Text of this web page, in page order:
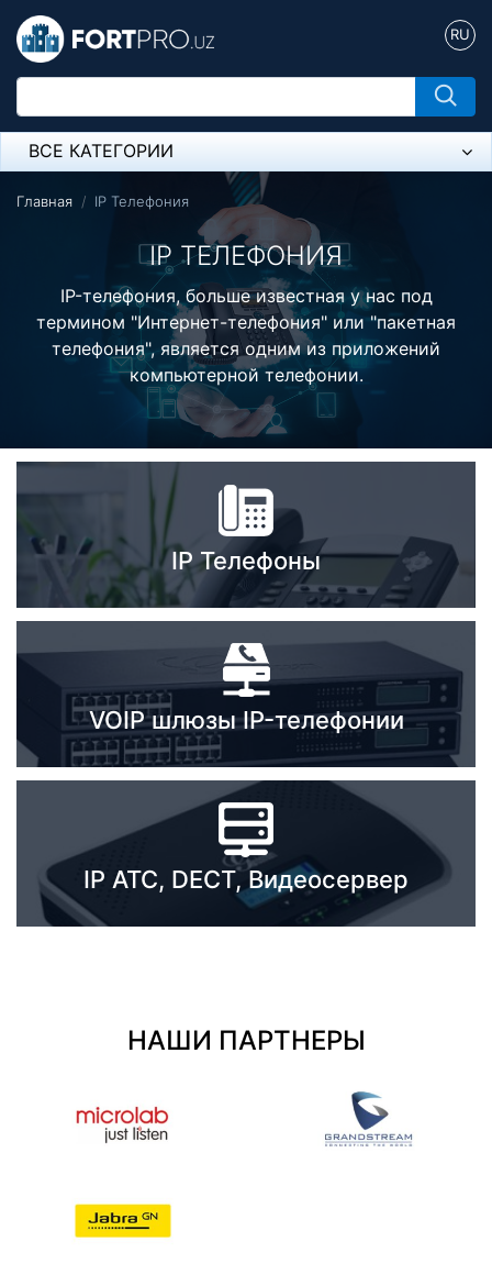
RU
ВСЕ КАТЕГОРИИ
Микрофон
Напольные розетки
Оборудование Mikrotik
Пылесос
Спикерфон
Модемы ADSL, Wan/Lan Роутеры, Wi-Fi
IP Телефония
Серверное оборудование
UPS Источники бесперебойного питания
Мышки и Клавиатуры
Наушники
Сетевое оборудование
Видеоконференцсвязь
Digital Signage
Видеонаблюдение
Комплектующие ПК
Главная IP Телефония
IP ТЕЛЕФОНИЯ
IP-телефония, больше известная у нас под
термином "Интернет-телефония" или "пакетная
телефония", является одним из приложений
компьютерной телефонии.
IP Телефоны
VOIP шлюзы IP-телефонии
IP ATC, DECT, Видеосервер
НАШИ ПАРТНЕРЫ